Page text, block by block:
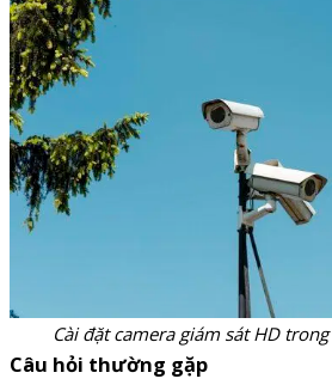
Cài đặt camera giám sát HD
Câu hỏi thường gặp